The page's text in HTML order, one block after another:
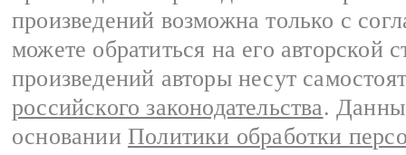
произведений возможна только с
можете обратиться на его авторской
произведений авторы несут
российского законодательства.
основании Политики обработки